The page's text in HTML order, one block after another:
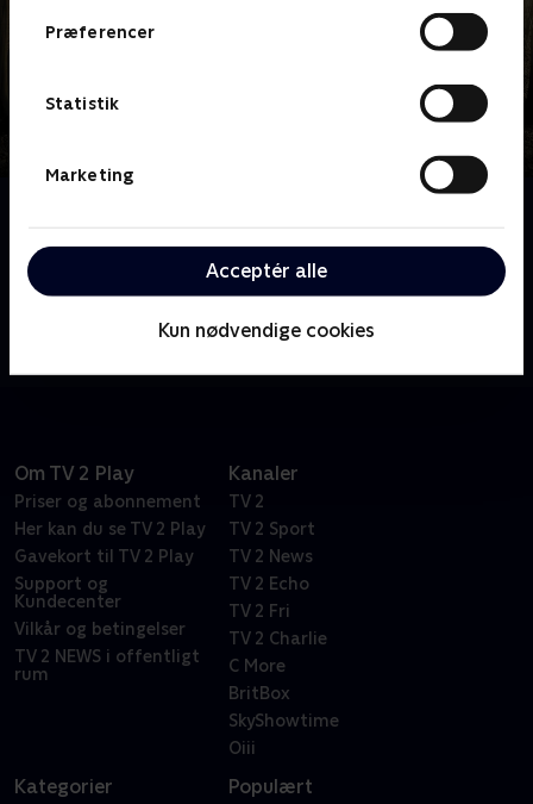
Præferencer
Statistik
Marketing
Acceptér alle
Kun nødvendige cookies
glæder sig til at tilbringe den første nat i et nyt hjem
med deres plejefamilie. Men da forældrenene
pludseligt forsvinder, må ungerne tage på en episk
Om TV 2 Play
Priser og abonnement
Her kan du se TV 2 Play
Gavekort til TV 2 Play
Support og
Kundecenter
Vilkår og betingelser
TV 2 NEWS i offentligt
rum
Kanaler
TV 2
TV 2 Sport
TV 2 News
TV 2 Echo
TV 2 Fri
TV 2 Charlie
C More
BritBox
SkyShowtime
Oiii
Kategorier Populært